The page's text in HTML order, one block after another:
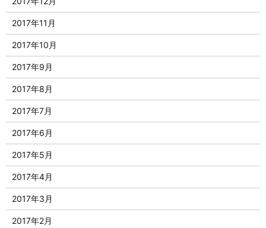
2017年11月
2017年10月
2017年9月
2017年8月
2017年7月
2017年6月
2017年5月
2017年4月
2017年3月
2017年2月